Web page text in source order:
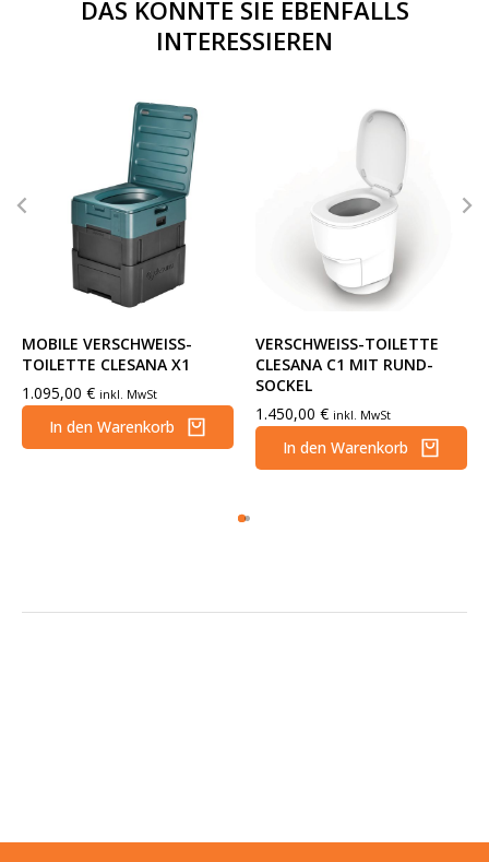
DAS KÖNNTE SIE EBENFALLS
INTERESSIEREN
MOBILE VERSCHWEISS-T
OILETTE CLESANA X1
1.095,00 € inkl. MwSt
In den Warenkorb
VERSCHWEISS-TOILETTE C
LESANA C1 MIT RUND-S
OCKEL
1.450,00 € inkl. MwSt
In den Warenkorb